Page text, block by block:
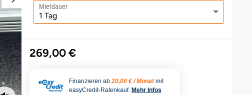
Mietdauer
269,00 €
Finanzieren ab 20,00 € / Monat mit
easyCredit-Ratenkauf. Mehr Infos